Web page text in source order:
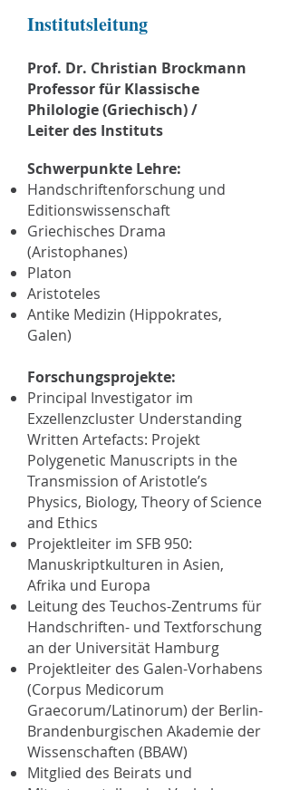
Institutsleitung
Prof. Dr. Christian Brockmann
Professor für Klassische
Philologie (Griechisch) /
Leiter des Instituts
Schwerpunkte Lehre:
Handschriftenforschung und
Editionswissenschaft
Griechisches Drama
(Aristophanes)
Platon
Aristoteles
Antike Medizin (Hippokrates,
Galen)
Forschungsprojekte:
Principal Investigator im
Exzellenzcluster Understanding
Written Artefacts: Projekt
Polygenetic Manuscripts in the
Transmission of Aristotle’s
Physics, Biology, Theory of Science
and Ethics
Projektleiter im SFB 950:
Manuskriptkulturen in Asien,
Afrika und Europa
Leitung des Teuchos-Zentrums für
Handschriften- und Textforschung
an der Universität Hamburg
Projektleiter des Galen-Vorhabens
(Corpus Medicorum
Graecorum/Latinorum) der Berlin-
Brandenburgischen Akademie der
Wissenschaften (BBAW)
Mitglied des Beirats und